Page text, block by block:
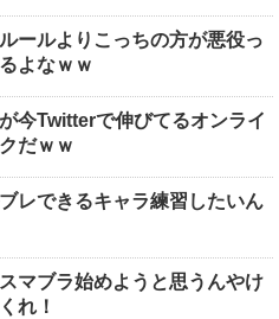
ールよりこっちの方が悪役っ
よなｗｗ
が今Twitterで伸びてるオンライ
だｗｗ
ブレできるキャラ練習したいん
スマブラ始めようと思うんやけ
れ！